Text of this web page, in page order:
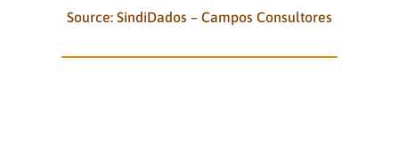
Source: SindiDados – Campos Consultores